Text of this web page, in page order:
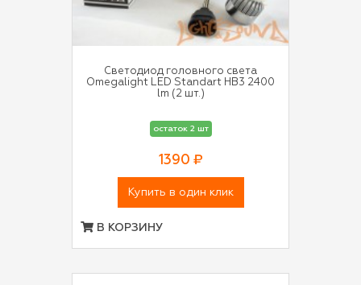
Светодиод головного света
Omegalight LED Standart HB3 2400
lm (2 шт.)
остаток 2 шт
1390 ₽
Купить в один клик
В КОРЗИНУ